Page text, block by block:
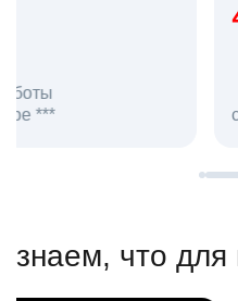
средняя оценка hh.ru
знаем, что для